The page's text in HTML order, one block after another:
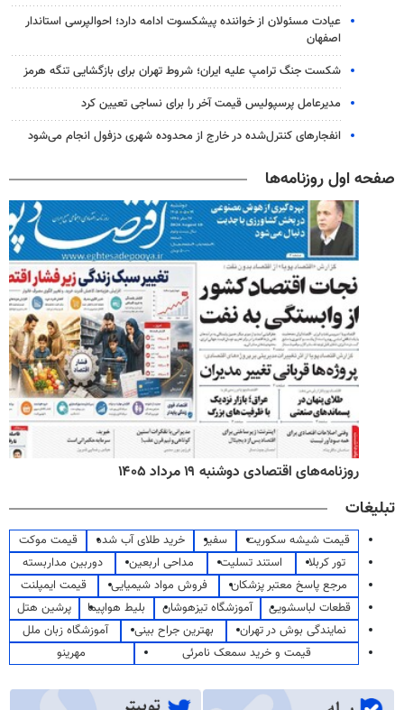
عیادت مسئولان از خواننده پیشکسوت ادامه دارد؛ احوالپرسی استاندار
اصفهان
شکست جنگ ترامپ علیه ایران؛ شروط تهران برای بازگشایی تنگه هرمز
مدیرعامل پرسپولیس قیمت آخر را برای نساجی تعیین کرد
انفجارهای کنترل‌شده در خارج از محدوده شهری دزفول انجام می‌شود
صفحه اول روزنامه‌ها
روزنامه‌های اقتصادی دوشنبه ۱۹ مرداد ۱۴۰۵
تبلیغات
قیمت شیشه سکوریت سفیر خرید طلای آب شده
قیمت موکت
تور کربلا
استند تسلیت مداحی اربعین
دوربین مداربسته
مرجع پاسخ معتبر پزشکان
فروش مواد شیمیایی
قیمت ایمپلنت
قطعات لباسشویی
آموزشگاه تیزهوشان بلیط هواپیما
پرشین هتل
نمایندگی بوش در تهران
بهترین جراح بینی
آموزشگاه زبان ملل
قیمت و خرید سمعک نامرئی
مهرینو